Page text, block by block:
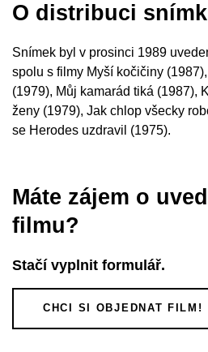
O distribuci
Snímek byl v prosinci 1989
spolu s filmy Myší kočičiny
(1979), Můj kamarád tiká (1987),
ženy (1979), Jak chlop všecky
se Herodes uzdravil (1975).
Máte zájem o
filmu?
Stačí vyplnit formulář.
CHCI SI OBJEDNAT FILM!